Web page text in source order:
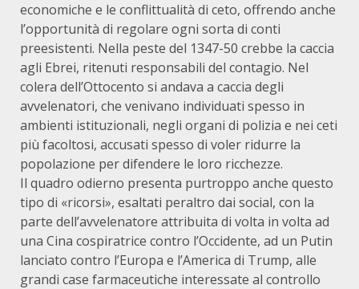
economiche e le conflittualità di ceto, offrendo anche
l’opportunità di regolare ogni sorta di conti
preesistenti. Nella peste del 1347-50 crebbe la caccia
agli Ebrei, ritenuti responsabili del contagio. Nel
colera dell’Ottocento si andava a caccia degli
avvelenatori, che venivano individuati spesso in
ambienti istituzionali, negli organi di polizia e nei ceti
più facoltosi, accusati spesso di voler ridurre la
popolazione per difendere le loro ricchezze.
Il quadro odierno presenta purtroppo anche questo
tipo di «ricorsi», esaltati peraltro dai social, con la
parte dell’avvelenatore attribuita di volta in volta ad
una Cina cospiratrice contro l’Occidente, ad un Putin
lanciato contro l’Europa e l’America di Trump, alle
grandi case farmaceutiche interessate al controllo